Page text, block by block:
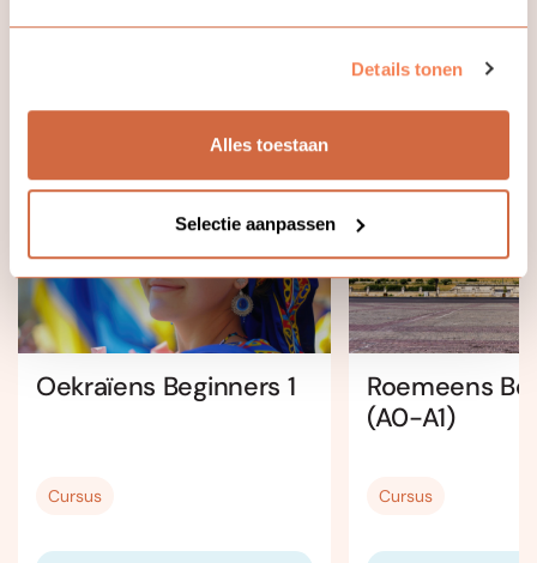
Details tonen
Alles toestaan
Selectie aanpassen
Bekijk ook eens
Online
Oekraïens Beginners 1
Cursus
Roemeens
(A0-A1)
Cursus